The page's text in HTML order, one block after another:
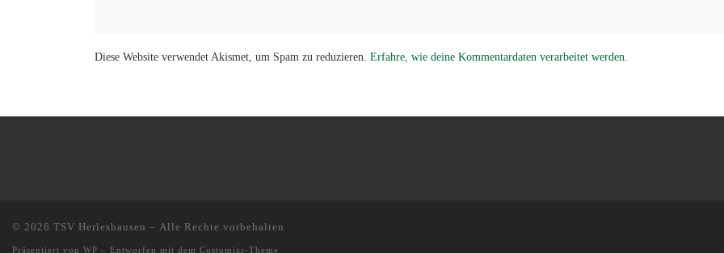
Diese Website verwendet Akismet, um Spam zu reduzieren. Erfahre, wie deine Kommentardaten verarbeitet werden.
© 2026 TSV Herleshausen – Alle Rechte vorbehalten
Präsentiert von WP – Entworfen mit dem Customizr-Theme